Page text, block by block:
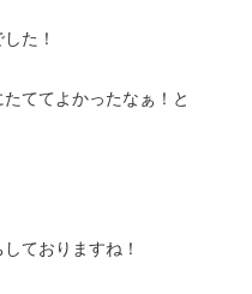
た！
ててよかったなぁ！と
ておりますね！